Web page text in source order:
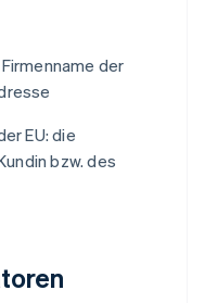
der
EU: die
bzw. des